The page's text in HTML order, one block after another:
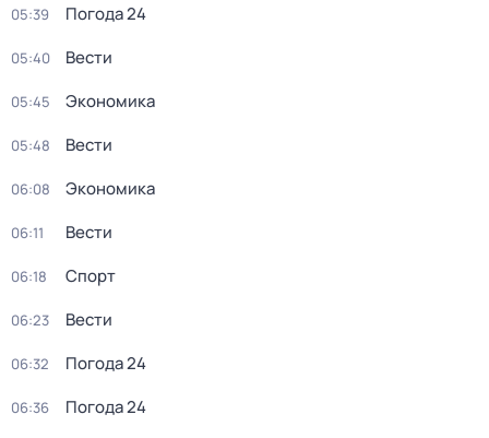
05:39 Погода 24
05:40 Вести
05:45 Экономика
05:48 Вести
06:08 Экономика
06:11 Вести
06:18 Спорт
06:23 Вести
06:32 Погода 24
06:36 Погода 24